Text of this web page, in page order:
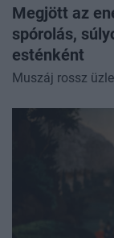
Megjött az
spórolás,
esténként
Muszáj rossz